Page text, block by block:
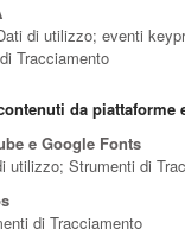
di utilizzo; eventi
Tracciamento
da piattaforme
e Google Fonts
utilizzo; Strumenti di
di Tracciamento